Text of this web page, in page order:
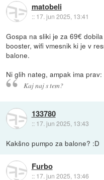
matobeli
:: 17. jun 2025, 13:41
Gospa na sliki je za 69€
booster, wifi vmesnik ki je v
balone.
Ni glih nateg, ampak ima prav:
Kaj naj s tem?
133780
:: 17. jun 2025, 13:43
Kakšno pumpo za balone? :D
Furbo
:: 17. jun 2025, 13:46